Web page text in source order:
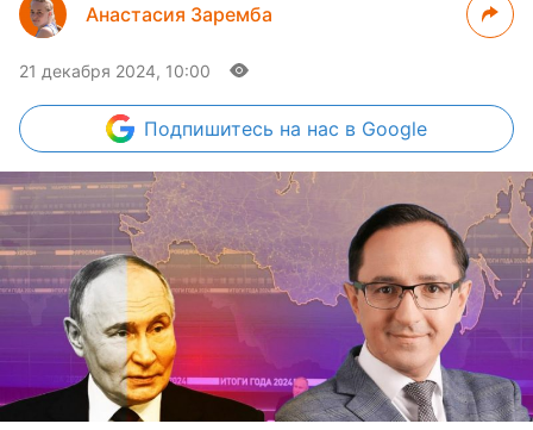
Анастасия Заремба
21 декабря 2024, 10:00
Подпишитесь на нас в Google